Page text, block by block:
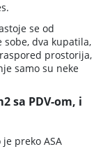
se od
sobe, dva kupatila,
prostorija,
samo su neke
sa PDV-om, i
preko ASA